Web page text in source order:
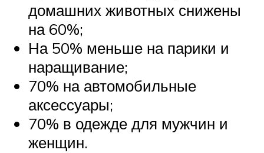
домашних животных снижены
на 60%;
На 50% меньше на парики и
наращивание;
70% на автомобильные
аксессуары;
70% в одежде для мужчин и
женщин.